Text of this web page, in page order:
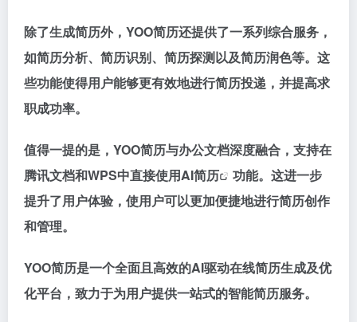
除了生成简历外，YOO简历还提供了一系列综合服务，
如简历分析、简历识别、简历探测以及简历润色等。这
些功能使得用户能够更有效地进行简历投递，并提高求
职成功率。
值得一提的是，YOO简历与办公文档深度融合，支持在
腾讯文档和WPS中直接使用AI简历
功能。这进一步
提升了用户体验，使用户可以更加便捷地进行简历创作
和管理。
YOO简历是一个全面且高效的AI驱动在线简历生成及优
化平台，致力于为用户提供一站式的智能简历服务。